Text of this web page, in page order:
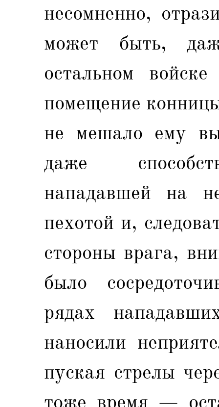
несомненно,
может быть,
остальном
помещение
не мешало ему
даже
нападавшей на
пехотой и,
стороны врага,
было
рядах
наносили
пуская стрелы
тоже время —